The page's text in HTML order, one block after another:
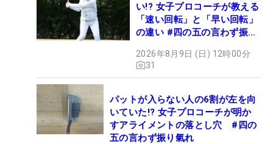
い!? 女子プロコーチが教える
「速い回転」と「早い回転」
の違い #四の五の言わず振り
2026年8月9日 (日) 12時00分
31
パットが入らない人の6割が左を向
いていた!? 女子プロコーチが明か
すアライメントの落とし穴 #四の
五の言わず振り氣れ